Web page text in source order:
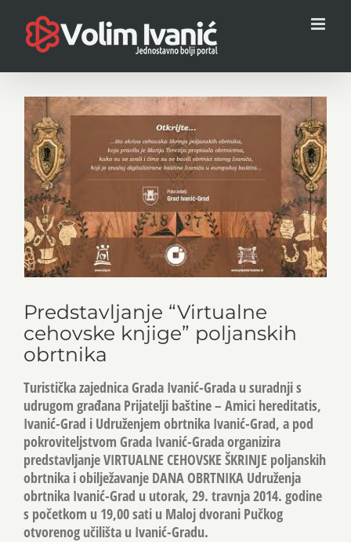
content
View
Larger
Image
Predstavljanje “Virtualne
cehovske knjige” poljanskih
obrtnika
Turistička zajednica Grada Ivanić-Grada u suradnji s
udrugom građana Prijatelji baštine – Amici hereditatis,
Ivanić-Grad i Udruženjem obrtnika Ivanić-Grad, a pod
pokroviteljstvom Grada Ivanić-Grada organizira
predstavljanje VIRTUALNE CEHOVSKE ŠKRINJE poljanskih
obrtnika i obilježavanje DANA OBRTNIKA Udruženja
obrtnika Ivanić-Grad u utorak, 29. travnja 2014. godine
s početkom u 19,00 sati u Maloj dvorani Pučkog
otvorenog učilišta u Ivanić-Gradu.